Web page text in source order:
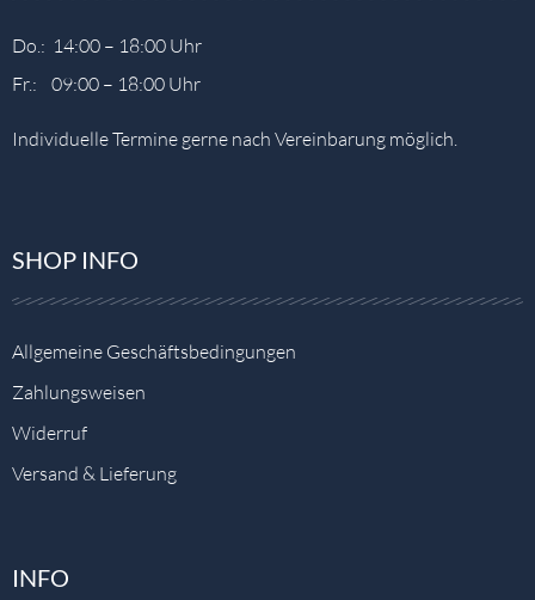
Do.: 14:00 – 18:00 Uhr
Fr.: 09:00 – 18:00 Uhr
Individuelle Termine gerne nach Vereinbarung möglich.
SHOP INFO
Allgemeine Geschäftsbedingungen
Zahlungsweisen
Widerruf
Versand & Lieferung
INFO